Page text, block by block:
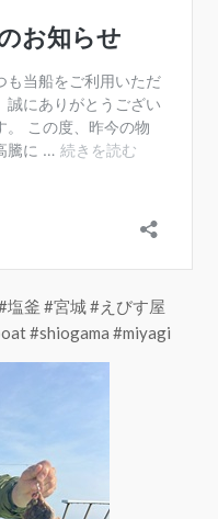
塩釜 #宮城 #えびす屋
#shiogama #miyagi